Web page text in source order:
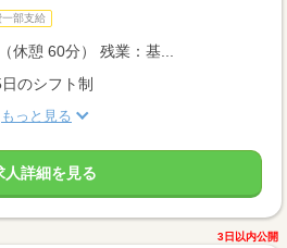
一部支給
休憩 60分） 残業：基...
のシフト制
もっと見る
人詳細を見る
3日以内公開